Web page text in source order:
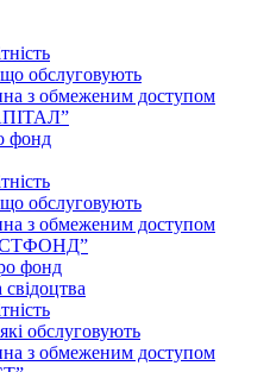
що обслуговують
з обмеженим доступом
фонд
що обслуговують
з обмеженим доступом
фонд
обслуговують
з обмеженим доступом